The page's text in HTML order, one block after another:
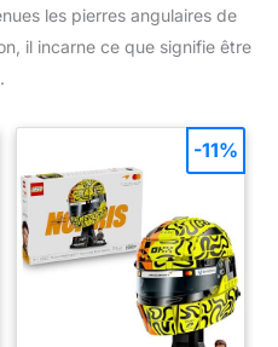
les pierres angulaires de
il incarne ce que signifie être
-11%